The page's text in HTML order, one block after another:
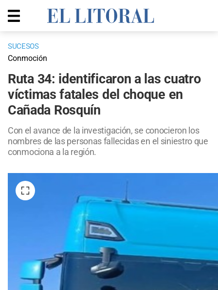
SUCESOS
Conmoción
Ruta 34: identificaron a las cuatro
víctimas fatales del choque en
Cañada Rosquín
Con el avance de la investigación, se conocieron los
nombres de las personas fallecidas en el siniestro que
conmociona a la región.